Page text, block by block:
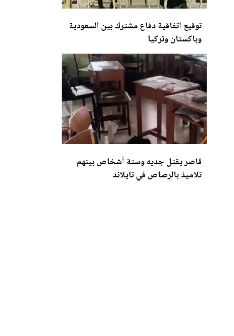
توقيع اتفاقية دفاع مشترك بين السعودية
وباكستان وتركيا
قاصر يقتل جديه وستة أشخاص بينهم
تلاميذ بالرصاص في تايلاند